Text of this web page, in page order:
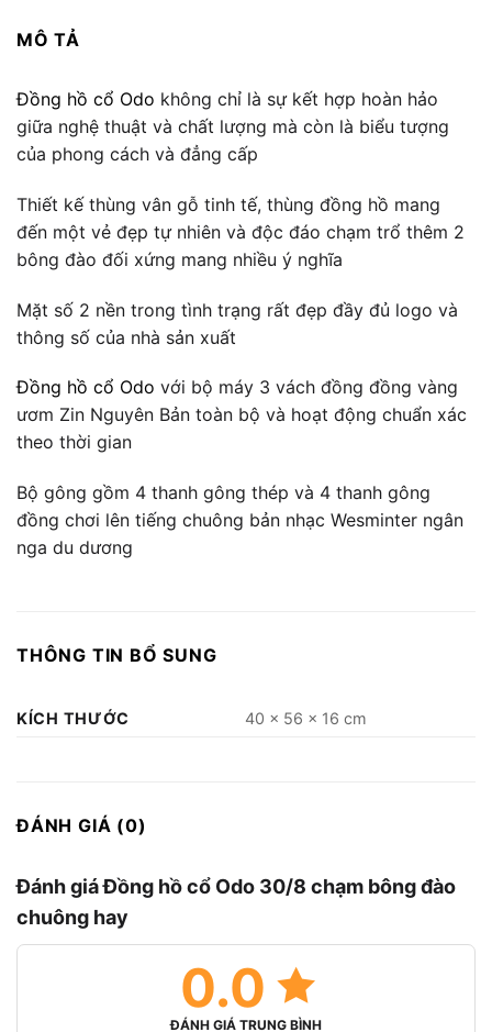
MÔ TẢ
Đồng hồ cổ Odo không chỉ là sự kết hợp hoàn hảo
giữa nghệ thuật và chất lượng mà còn là biểu tượng
của phong cách và đẳng cấp
Thiết kế thùng vân gỗ tinh tế, thùng đồng hồ mang
đến một vẻ đẹp tự nhiên và độc đáo chạm trổ thêm 2
bông đào đối xứng mang nhiều ý nghĩa
Mặt số 2 nền trong tình trạng rất đẹp đầy đủ logo và
thông số của nhà sản xuất
Đồng hồ cổ Odo với bộ máy 3 vách đồng đồng vàng
ươm Zin Nguyên Bản toàn bộ và hoạt động chuẩn xác
theo thời gian
Bộ gông gồm 4 thanh gông thép và 4 thanh gông
đồng chơi lên tiếng chuông bản nhạc Wesminter ngân
nga du dương
THÔNG TIN BỔ SUNG
KÍCH THƯỚC 40 × 56 × 16 cm
ĐÁNH GIÁ (0)
Đánh giá Đồng hồ cổ Odo 30/8 chạm bông đào
chuông hay
0.0
ĐÁNH GIÁ TRUNG BÌNH